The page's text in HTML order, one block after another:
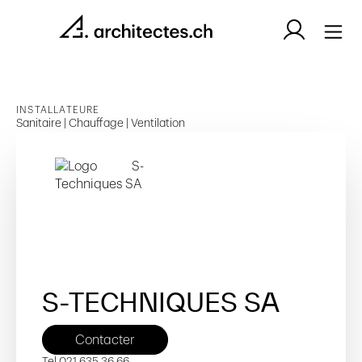
INSTALLATEURE
Sanitaire | Chauffage | Ventilation
S-TECHNIQUES SA
Contacter